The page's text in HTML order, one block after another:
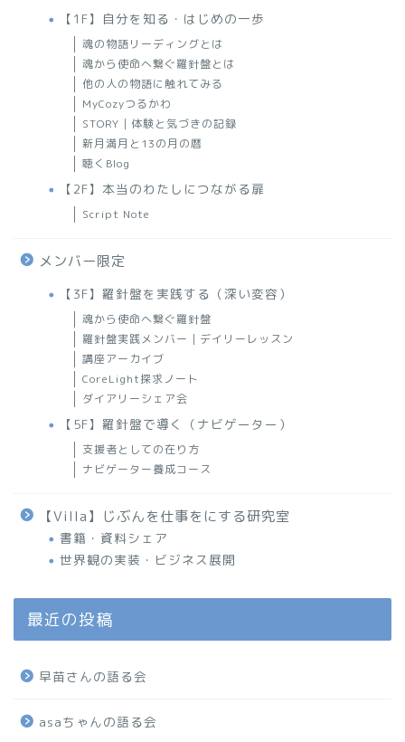
【1F】自分を知る・はじめの一歩
魂の物語リーディングとは
魂から使命へ繋ぐ羅針盤とは
他の人の物語に触れてみる
MyCozyつるかわ
STORY｜体験と気づきの記録
新月満月と13の月の暦
聴くBlog
【2F】本当のわたしにつながる扉
Script Note
メンバー限定
【3F】羅針盤を実践する（深い変容）
魂から使命へ繋ぐ羅針盤
羅針盤実践メンバー｜デイリーレッスン
講座アーカイブ
CoreLight探求ノート
ダイアリーシェア会
【5F】羅針盤で導く（ナビゲーター）
支援者としての在り方
ナビゲーター養成コース
【Villa】じぶんを仕事をにする研究室
書籍・資料シェア
世界観の実装・ビジネス展開
最近の投稿
早苗さんの語る会
asaちゃんの語る会